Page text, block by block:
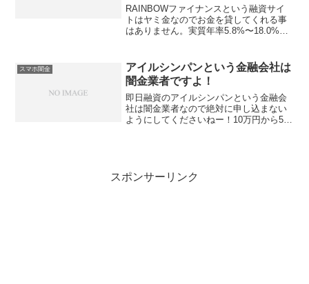
RAINBOWファイナンスという融資サイ
トはヤミ金なのでお金を貸してくれる事
はありません。実質年率5.8%〜18.0%、
ん！騙すための餌です。会社名：
RAINBOWフ...
スマホ闇金
アイルシンパンという金融会社は
闇金業者ですよ！
即日融資のアイルシンパンという金融会
社は闇金業者なので絶対に申し込まない
ようにしてくださいねー！10万円から500
スポンサーリンク